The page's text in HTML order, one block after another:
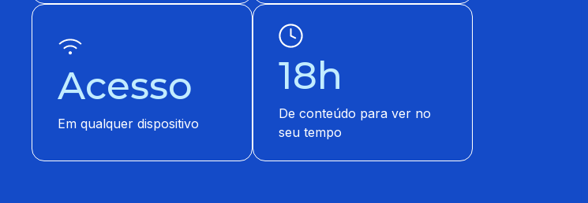
Acesso
Em qualquer dispositivo
18h
De conteúdo para ver no
seu tempo